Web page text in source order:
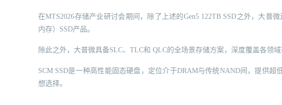
在MTS2026存储产业研讨会期间，除了上述的Gen5 122TB SSD之外，大普微
内存）SSD产品。
除此之外，大普微具备SLC、TLC和 QLC的全场景存储方案，深度覆盖各领域
SCM SSD是一种高性能固态硬盘，定位介于DRAM与传统NAND间，提供
想选择。